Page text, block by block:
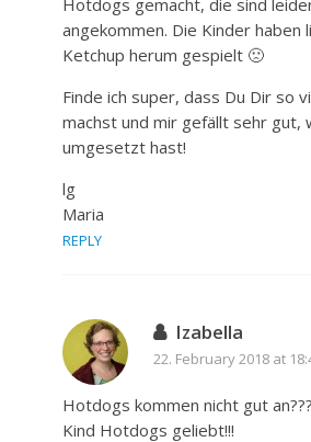
angekommen. Die Kinder haben
Ketchup herum gespielt 🙁
Finde ich super, dass Du Dir so
machst und mir gefällt sehr gut,
umgesetzt hast!
lg
Maria
REPLY
Izabella
22. February 2018 at
Hotdogs kommen nicht gut
Kind Hotdogs geliebt!!!